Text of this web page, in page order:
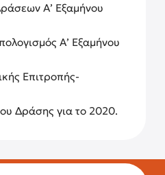
Α’ Εξαμήνου
Α’ Εξαμήνου
Επιτροπής-
Δράσης για το 2020.